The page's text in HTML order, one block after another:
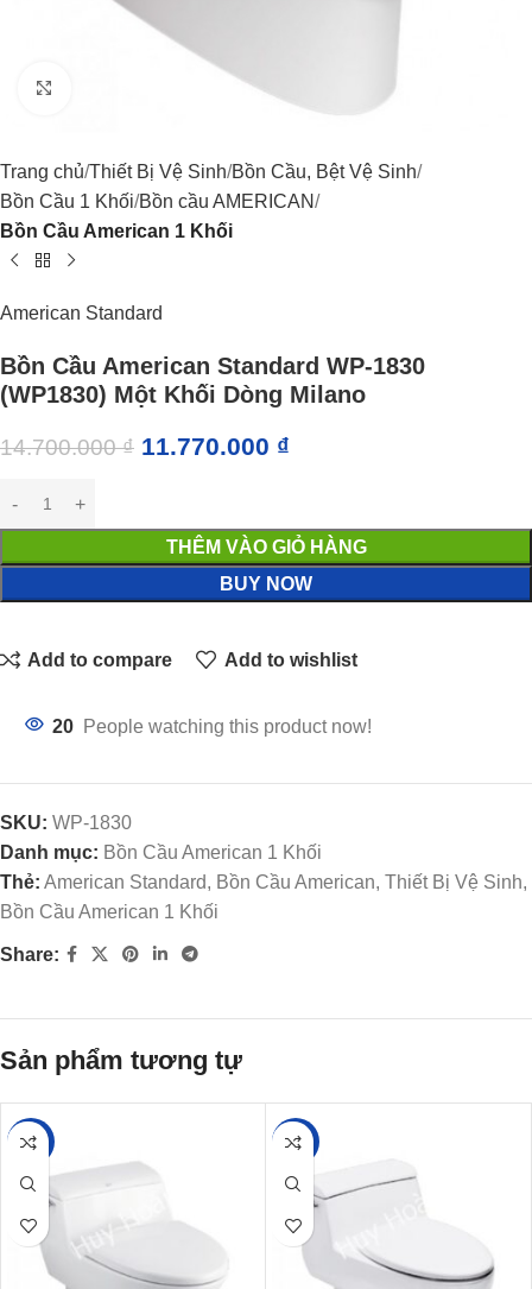
Trang chủ Thiết Bị Vệ Sinh Bồn Cầu, Bệt Vệ Sinh
Bồn Cầu 1 Khối Bồn cầu AMERICAN
Bồn Cầu American 1 Khối
American Standard
Bồn Cầu American Standard WP-1830
(WP1830) Một Khối Dòng Milano
14.700.000₫ 11.770.000 ₫
THÊM VÀO GIỎ HÀNG
BUY NOW
Add to compare Add to wishlist
20 People watching this product now!
SKU: WP-1830
Danh mục: Bồn Cầu American 1 Khối
Thẻ: American Standard, Bồn Cầu American, Thiết Bị Vệ Sinh,
Bồn Cầu American 1 Khối
Share:
Sản phẩm tương tự
-21% -21%